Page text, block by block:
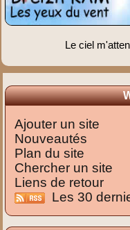
Le ciel
Ajouter un site
Nouveautés
Plan du site
Chercher un site
Liens de retour
Les 30